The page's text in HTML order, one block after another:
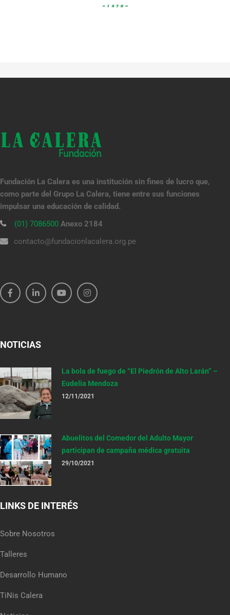
Fundación La Calera es una institución sin fines de lucro que,
como parte del Grupo La Calera, tiene entre sus funciones
impulsar una educación de calidad.
(01) 7086500 Anexo 2184
contacto@fundacionlacalera.org.pe
NOTICIAS
La bola de fuego de “El Piedrón de Alto Larán” –
Eudelia Mendoza
12/11/2021
Abuelitos del Comedor del Adulto Mayor
participan de campaña médica gratuita
29/10/2021
LINKS DE INTERÉS
Sobre Nosotros
Talleres
Desarrollo Humano
TiNis Calera